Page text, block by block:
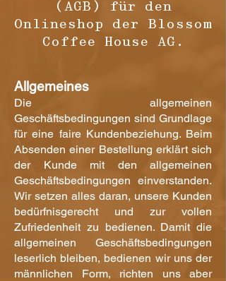
(AGB) für den
Onlineshop der Blossom
Coffee House AG.
Allgemeines
Die allgemeinen
Geschäftsbedingungen sind Grundlage
für eine faire Kundenbeziehung. Beim
Absenden einer Bestellung erklärt sich
der Kunde mit den allgemeinen
Geschäftsbedingungen einverstanden.
Wir setzen alles daran, unsere Kunden
bedürfnisgerecht und zur vollen
Zufriedenheit zu bedienen. Damit die
allgemeinen Geschäftsbedingungen
leserlich bleiben, bedienen wir uns der
männlichen Form, richten uns aber